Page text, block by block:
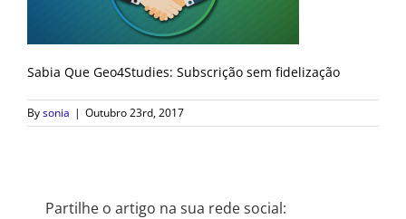
Sabia Que Geo4Studies: Subscrição sem fidelização
Bysonia | Outubro 23rd, 2017
Partilhe o artigo na sua rede social: